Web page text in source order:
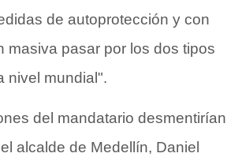
de autoprotección y con
masiva pasar por los dos tipos
nivel mundial".
del mandatario desmentirían
alcalde de Medellín, Daniel